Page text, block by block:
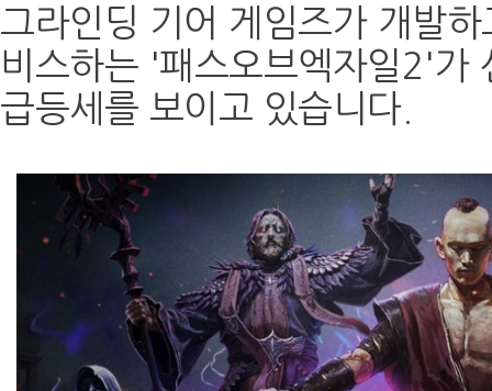
그라인딩 기어 게임즈가 개발
비스하는 '패스오브엑자일2'가
급등세를 보이고 있습니다.